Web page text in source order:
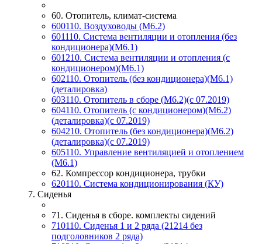
60. Отопитель, климат-система
600110. Воздуховоды (М6.2)
601110. Система вентиляции и отопления (без
кондиционера)(М6.1)
601210. Система вентиляции и отопления (с
кондиционером)(М6.1)
602110. Отопитель (без кондиционера)(М6.1)
(деталировка)
603110. Отопитель в сборе (М6.2)(с 07.2019)
604110. Отопитель (с кондиционером)(М6.2)
(деталировка)(с 07.2019)
604210. Отопитель (без кондиционера)(М6.2)
(деталировка)(с 07.2019)
605110. Управление вентиляцией и отоплением
(М6.1)
62. Компрессор кондиционера, трубки
620110. Система кондиционирования (КУ)
7. Сиденья
71. Сиденья в сборе. комплекты сидений
710110. Сиденья 1 и 2 ряда (21214 без
подголовников 2 ряда)